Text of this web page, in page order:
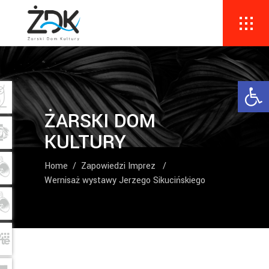
ŻARSKI DOM
KULTURY
Home / Zapowiedzi Imprez
/
Wernisaż wystawy Jerzego Sikucińskiego